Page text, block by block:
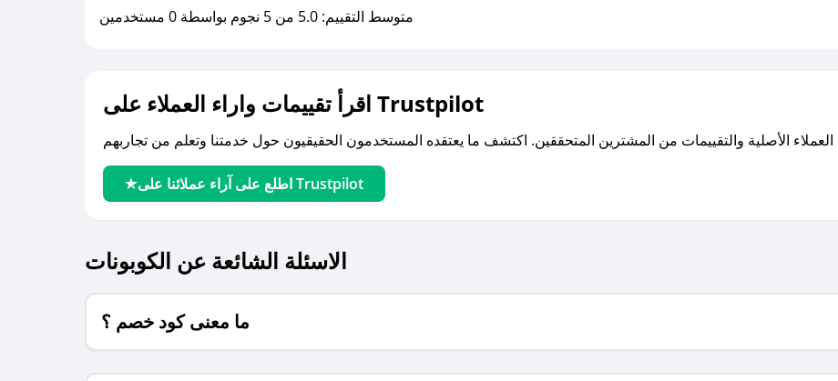
متوسط التقييم: 5.0 من 5 نجوم بواسطة 0 مستخدمين
اقرأ تقييمات واراء العملاء على Trustpilot
اطلع على آراء عملائنا على Trustpilot
الاسئلة الشائعة عن الكوبونات
ما معنى كود خصم ؟